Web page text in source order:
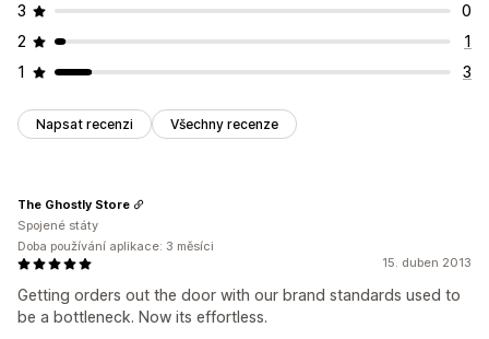
3
0
2
1
1
3
Napsat recenzi Všechny recenze
15. duben 2013
Getting orders out the door with our brand standards used to
be a bottleneck. Now its effortless.
The Ghostly Store
Spojené státy
Doba používání aplikace: 3 měsíci